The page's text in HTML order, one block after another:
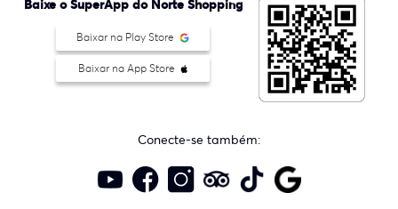
Baixe o SuperApp do Norte Shopping
Baixar na Play Store
Baixar na App Store
Conecte-se também: